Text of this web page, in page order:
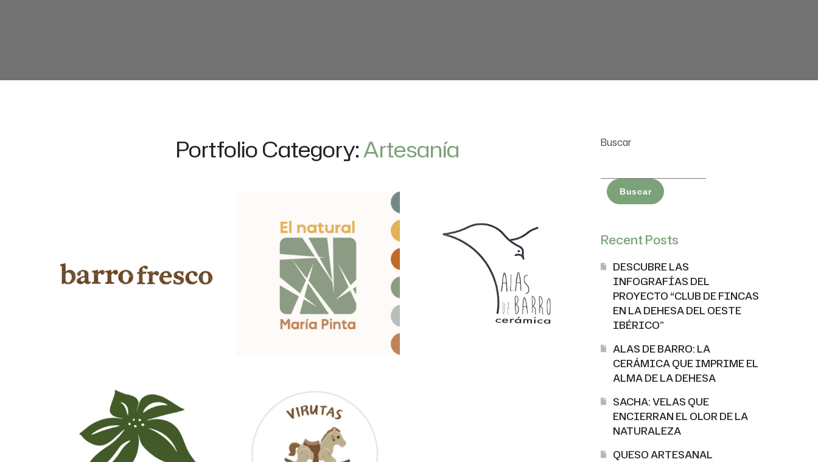
Portfolio Category:Artesanía Buscar
Buscar
Recent Posts
DESCUBRE LAS
INFOGRAFÍAS DEL
PROYECTO “CLUB DE FINCAS
EN LA DEHESA DEL OESTE
IBÉRICO”
ALAS DE BARRO: LA
CERÁMICA QUE IMPRIME EL
ALMA DE LA DEHESA
SACHA: VELAS QUE
ENCIERRAN EL OLOR DE LA
NATURALEZA
QUESO ARTESANAL